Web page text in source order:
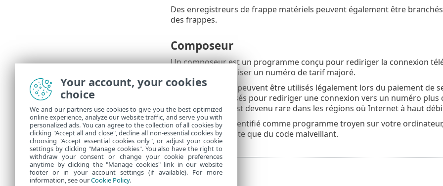
Des enregistreurs de frappe matériels peuvent également être
des frappes.
Composeur
Un composeur est un programme conçu pour rediriger la connexion
Internet afin d’utiliser un numéro de tarif majoré.
Ces programmes peuvent être utilisés légalement lors du paiement de
peuvent être utilisés pour rediriger une connexion vers un numéro plus
type de menace est devenu rare dans les régions où Internet à haut
Si un fichier est identifié comme programme troyen sur votre
contient sans doute que du code malveillant.
Your account, your cookies
choice
We and our partners use cookies to give you the best optimized
online experience, analyze our website traffic, and serve you with
personalized ads. You can agree to the collection of all cookies by
clicking "Accept all and close", decline all non-essential cookies by
choosing "Accept essential cookies only", or adjust your cookie
settings by clicking "Manage cookies". You also have the right to
withdraw your consent or change your cookie preferences
anytime by clicking the "Manage cookies" link in our website
footer or in your account settings (if available). For more
information, see ourCookie Policy.